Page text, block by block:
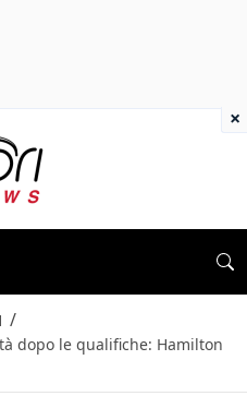
/
dopo le qualifiche: Hamilton
×